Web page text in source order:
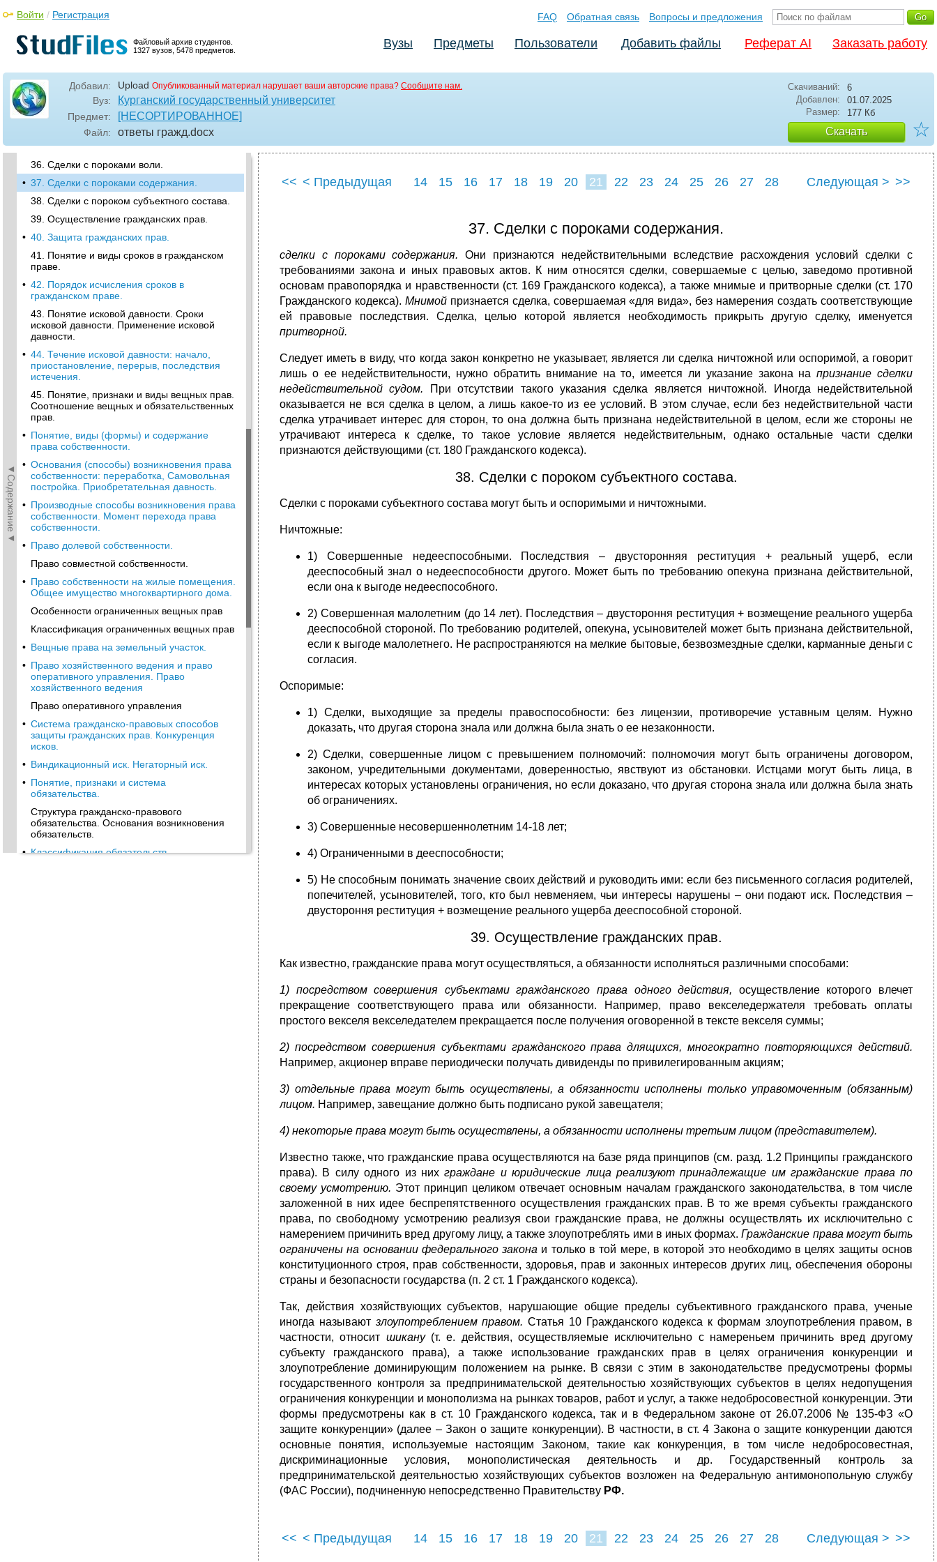
Файловый архив студентов.
1327 вузов, 5478 предметов.
Войти / Регистрация FAQ Обратная связь Вопросы и предложения
Вузы Предметы Пользователи Добавить файлы Реферат AI Заказать работу
Добавил: Upload Опубликованный материал нарушает ваши авторские права? Сообщите нам.
Вуз: Курганский государственный университет
Предмет: [НЕСОРТИРОВАННОЕ]
Файл: ответы гражд.docx
Скачиваний:
6
Добавлен:
01.07.2025
Размер:
177 Кб
Скачать ☆
◄Содержание◄
• 30. Недвижимые вещи, предприятие,
единый недвижимый комплекс.
31. Защита чести, достоинства и деловой
репутации.
33. Виды сделок.
34. Форма сделок и последствия ее
нарушения.
35. Недействительность сделок.
Последствия недействительности сделок.
36. Сделки с пороками воли.
• 37. Сделки с пороками содержания.
38. Сделки с пороком субъектного состава.
39. Осуществление гражданских прав.
• 40. Защита гражданских прав.
41. Понятие и виды сроков в гражданском
праве.
• 42. Порядок исчисления сроков в
гражданском праве.
43. Понятие исковой давности. Сроки
исковой давности. Применение исковой
давности.
• 44. Течение исковой давности: начало,
приостановление, перерыв, последствия
истечения.
45. Понятие, признаки и виды вещных прав.
Соотношение вещных и обязательственных
прав.
• Понятие, виды (формы) и содержание
права собственности.
• Основания (способы) возникновения права
собственности: переработка, Самовольная
постройка. Приобретательная давность.
• Производные способы возникновения права
собственности. Момент перехода права
собственности.
• Право долевой собственности.
Право совместной собственности.
• Право собственности на жилые помещения.
Общее имущество многоквартирного дома.
Особенности ограниченных вещных прав
Классификация ограниченных вещных прав
• Вещные права на земельный участок.
• Право хозяйственного ведения и право
оперативного управления. Право
хозяйственного ведения
Право оперативного управления
• Система гражданско-правовых способов
защиты гражданских прав. Конкуренция
исков.
• Виндикационный иск. Негаторный иск.
• Понятие, признаки и система
обязательства.
Структура гражданско-правового
обязательства. Основания возникновения
обязательств.
• Классификация обязательств.
<< < Предыдущая 14 15 16 17 18 19 20 21 22 23 24 25 26 27
28
Следующая > >>
37. Сделки с пороками содержания.
сделки с пороками содержания. Они признаются недействительными вследствие расхождения условий сделки с
требованиями закона и иных правовых актов. К ним относятся сделки, совершаемые с целью, заведомо противной
основам правопорядка и нравственности (ст. 169 Гражданского кодекса), а также мнимые и притворные сделки (ст. 170
Гражданского кодекса). Мнимойпризнается сделка, совершаемая «для вида», без намерения создать соответствующие
ей правовые последствия. Сделка, целью которой является необходимость прикрыть другую сделку, именуется
притворной.
Следует иметь в виду, что когда закон конкретно не указывает, является ли сделка ничтожной или оспоримой, а говорит
лишь о ее недействительности, нужно обратить внимание на то, имеется ли указание закона напризнание сделки
недействительной судом. При отсутствии такого указания сделка является ничтожной. Иногда недействительной
оказывается не вся сделка в целом, а лишь какое-то из ее условий. В этом случае, если без недействительной части
сделка утрачивает интерес для сторон, то она должна быть признана недействительной в целом, если же стороны не
утрачивают интереса к сделке, то такое условие является недействительным, однако остальные части сделки
признаются действующими (ст. 180 Гражданского кодекса).
38. Сделки с пороком субъектного состава.
Сделки с пороками субъектного состава могут быть и оспоримыми и ничтожными.
Ничтожные:
1) Совершенные недееспособными. Последствия – двусторонняя реституция + реальный ущерб, если
дееспособный знал о недееспособности другого. Может быть по требованию опекуна признана действительной,
если она к выгоде недееспособного.
2) Совершенная малолетним (до 14 лет). Последствия – двустороння реституция + возмещение реального ущерба
дееспособной стороной. По требованию родителей, опекуна, усыновителей может быть признана действительной,
если к выгоде малолетнего. Не распространяются на мелкие бытовые, безвозмездные сделки, карманные деньги с
согласия.
Оспоримые:
1) Сделки, выходящие за пределы правоспособности: без лицензии, противоречие уставным целям. Нужно
доказать, что другая сторона знала или должна была знать о ее незаконности.
2) Сделки, совершенные лицом с превышением полномочий: полномочия могут быть ограничены договором,
законом, учредительными документами, доверенностью, явствуют из обстановки. Истцами могут быть лица, в
интересах которых установлены ограничения, но если доказано, что другая сторона знала или должна была знать
об ограничениях.
3) Совершенные несовершеннолетним 14-18 лет;
4) Ограниченными в дееспособности;
5) Не способным понимать значение своих действий и руководить ими: если без письменного согласия родителей,
попечителей, усыновителей, того, кто был невменяем, чьи интересы нарушены – они подают иск. Последствия –
двустороння реституция + возмещение реального ущерба дееспособной стороной.
39. Осуществление гражданских прав.
Как известно, гражданские права могут осуществляться, а обязанности исполняться различными способами:
1) посредством совершения субъектами гражданского права одного действия, осуществление которого влечет
прекращение соответствующего права или обязанности. Например, право векселедержателя требовать оплаты
простого векселя векселедателем прекращается после получения оговоренной в тексте векселя суммы;
2) посредством совершения субъектами гражданского права длящихся, многократно повторяющихся действий.
Например, акционер вправе периодически получать дивиденды по привилегированным акциям;
3) отдельные права могут быть осуществлены, а обязанности исполнены только управомоченным (обязанным)
лицом. Например, завещание должно быть подписано рукой завещателя;
4) некоторые права могут быть осуществлены, а обязанности исполнены третьим лицом (представителем).
Известно также, что гражданские права осуществляются на базе ряда принципов (см. разд. 1.2 Принципы гражданского
права). В силу одного из нихграждане и юридические лица реализуют принадлежащие им гражданские права по
своему усмотрению. Этот принцип целиком отвечает основным началам гражданского законодательства, в том числе
заложенной в них идее беспрепятственного осуществления гражданских прав. В то же время субъекты гражданского
права, по свободному усмотрению реализуя свои гражданские права, не должны осуществлять их исключительно с
намерением причинить вред другому лицу, а также злоупотреблять ими в иных формах.Гражданские права могут быть
ограничены на основании федерального закона и только в той мере, в которой это необходимо в целях защиты основ
конституционного строя, прав собственности, здоровья, прав и законных интересов других лиц, обеспечения обороны
страны и безопасности государства (п. 2 ст. 1 Гражданского кодекса).
Так, действия хозяйствующих субъектов, нарушающие общие пределы субъективного гражданского права, ученые
иногда называют злоупотреблением правом. Статья 10 Гражданского кодекса к формам злоупотребления правом, в
частности, относит шикану(т. е. действия, осуществляемые исключительно с намереньем причинить вред другому
субъекту гражданского права), а также использование гражданских прав в целях ограничения конкуренции и
злоупотребление доминирующим положением на рынке. В связи с этим в законодательстве предусмотрены формы
государственного контроля за предпринимательской деятельностью хозяйствующих субъектов в целях недопущения
ограничения конкуренции и монополизма на рынках товаров, работ и услуг, а также недобросовестной конкуренции. Эти
формы предусмотрены как в ст. 10 Гражданского кодекса, так и в Федеральном законе от 26.07.2006 № 135-ФЗ «О
защите конкуренции» (далее – Закон о защите конкуренции). В частности, в ст. 4 Закона о защите конкуренции даются
основные понятия, используемые настоящим Законом, такие как конкуренция, в том числе недобросовестная,
дискриминационные условия, монополистическая деятельность и др. Государственный контроль за
предпринимательской деятельностью хозяйствующих субъектов возложен на Федеральную антимонопольную службу
(ФАС России), подчиненную непосредственно Правительству РФ.
<< < Предыдущая 14 15 16 17 18 19 20 21 22 23 24 25 26 27
28
Следующая > >>